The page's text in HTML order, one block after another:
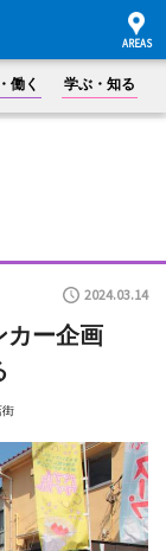
働く 学ぶ・知る
2024.03.14
カー企画
街